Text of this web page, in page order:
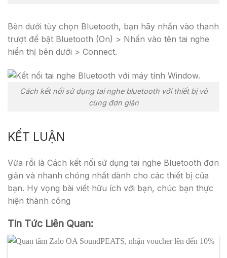
Bên dưới tùy chọn Bluetooth, bạn hãy nhấn vào thanh
trượt để bật Bluetooth (On) > Nhấn vào tên tai nghe
hiển thị bên dưới > Connect.
Cách kết nối sử dụng tai nghe bluetooth với thiết bị vô
cùng đơn giản
KẾT LUẬN
Vừa rồi là Cách kết nối sử dụng tai nghe Bluetooth đơn
giản và nhanh chóng nhất dành cho các thiết bị của
bạn. Hy vọng bài viết hữu ích với bạn, chúc bạn thực
hiện thành công
Tin Tức Liên Quan: